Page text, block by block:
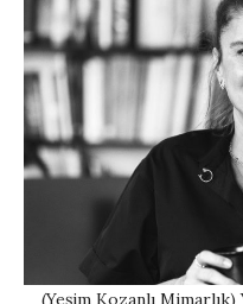
(Yeşim Kozanlı